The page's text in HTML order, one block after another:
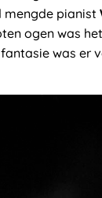
mengde pianist
ogen was
was er